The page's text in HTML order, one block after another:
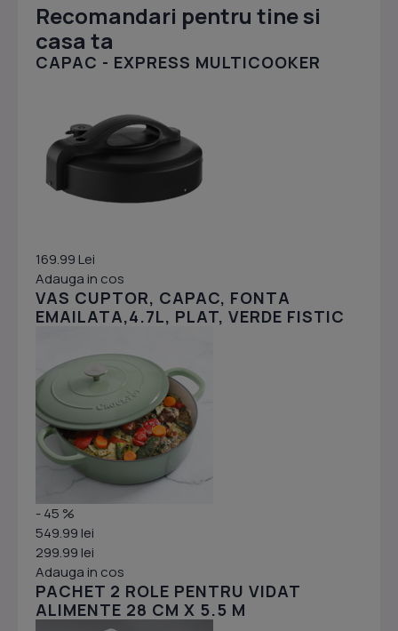
Recomandari pentru tine si
casa ta
CAPAC - EXPRESS MULTICOOKER
169.99 Lei
Adauga in cos
VAS CUPTOR, CAPAC, FONTA
EMAILATA,4.7L, PLAT, VERDE FISTIC
- 45 %
549.99 lei
299.99 lei
Adauga in cos
PACHET 2 ROLE PENTRU VIDAT
ALIMENTE 28 CM X 5.5 M